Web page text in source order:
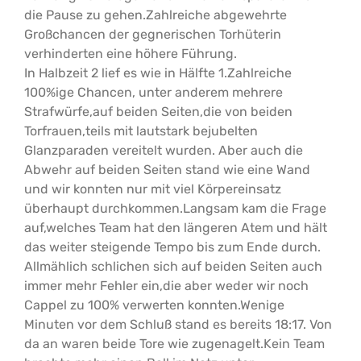
die Pause zu gehen.Zahlreiche abgewehrte
Großchancen der gegnerischen Torhüterin
verhinderten eine höhere Führung.
In Halbzeit 2 lief es wie in Hälfte 1.Zahlreiche
100%ige Chancen, unter anderem mehrere
Strafwürfe,auf beiden Seiten,die von beiden
Torfrauen,teils mit lautstark bejubelten
Glanzparaden vereitelt wurden. Aber auch die
Abwehr auf beiden Seiten stand wie eine Wand
und wir konnten nur mit viel Körpereinsatz
überhaupt durchkommen.Langsam kam die Frage
auf,welches Team hat den längeren Atem und hält
das weiter steigende Tempo bis zum Ende durch.
Allmählich schlichen sich auf beiden Seiten auch
immer mehr Fehler ein,die aber weder wir noch
Cappel zu 100% verwerten konnten.Wenige
Minuten vor dem Schluß stand es bereits 18:17. Von
da an waren beide Tore wie zugenagelt.Kein Team